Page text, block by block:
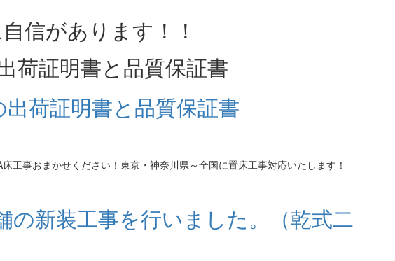
荷証明書と品質保証書
工事おまかせください！東京・神奈川県～全国に置床工事対応いたします！
の新装工事を行いました。（乾式二